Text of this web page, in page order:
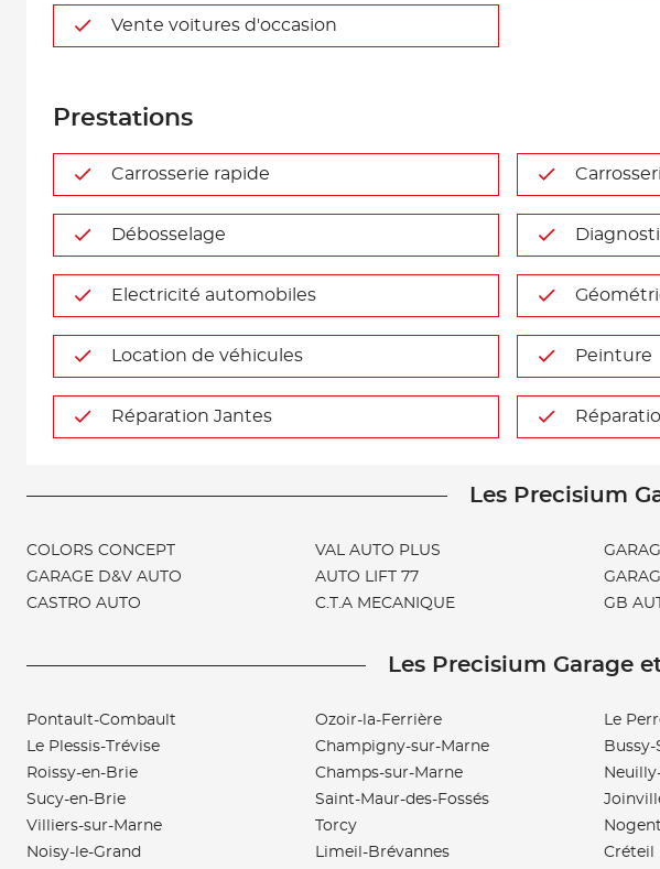
Vente voitures d'occasion
Prestations
Carrosserie rapide
Débosselage
Electricité automobiles
Location de véhicules Peinture
Réparation Jantes
Les Precisium
COLORS CONCEPT
GARAGE D&V AUTO
CASTRO AUTO
VAL AUTO PLUS
AUTO LIFT 77
C.T.A MECANIQUE
GB
Les Precisium Garage
Pontault-Combault
Le Plessis-Trévise
Roissy-en-Brie
Sucy-en-Brie
Villiers-sur-Marne
Noisy-le-Grand
Ozoir-la-Ferrière
Champigny-sur-Marne
Champs-sur-Marne
Saint-Maur-des-Fossés
Torcy
Limeil-Brévannes
Le
Créteil